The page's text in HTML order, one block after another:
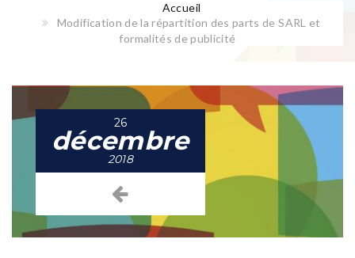
Accueil
Modification de la répartition des parts de SARL et
formalités de publicité
26
décembre
2018